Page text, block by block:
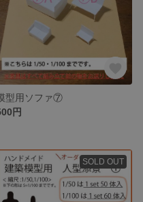
型用ソファ⑦
円
SOLD OUT